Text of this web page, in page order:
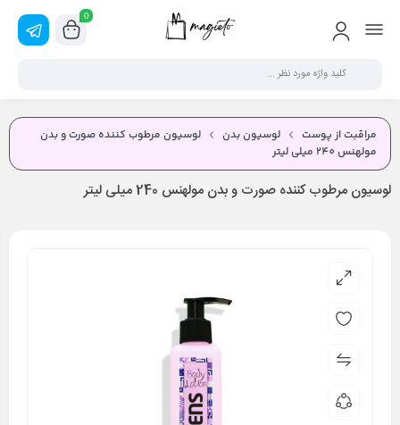
0
مراقبت از پوست لوسیون بدن
لوسیون مرطوب کننده صورت و بدن
مولهنس 240 میلی لیتر
لوسیون مرطوب کننده صورت و بدن مولهنس 240 میلی لیتر